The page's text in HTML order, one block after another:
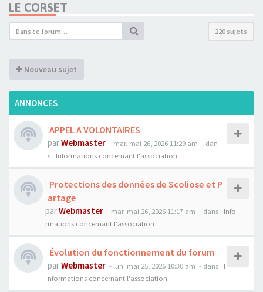
LE CORSET
220 sujets
Nouveau sujet
ANNONCES
APPEL A VOLONTAIRES
parWebmaster - mar. mai 26, 2026 11:29 am - dan
s : Informations concernant l'association
Protections des données de Scoliose et P
artage
parWebmaster - mar. mai 26, 2026 11:17 am - dans : Info
rmations concernant l'association
Évolution du fonctionnement du forum
parWebmaster - lun. mai 25, 2026 10:30 am - dans : I
nformations concernant l'association